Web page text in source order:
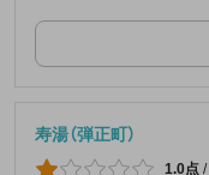
寿湯（弾正町）
1.0点 /